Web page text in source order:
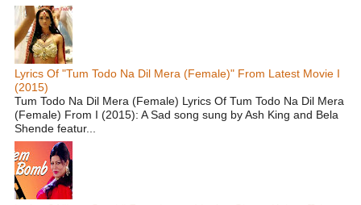
Lyrics Of "Tum Todo Na Dil Mera (Female)" From Latest Movie I
(2015)
Tum Todo Na Dil Mera (Female) Lyrics Of Tum Todo Na Dil Mera
(Female) From I (2015): A Sad song sung by Ash King and Bela
Shende featur...